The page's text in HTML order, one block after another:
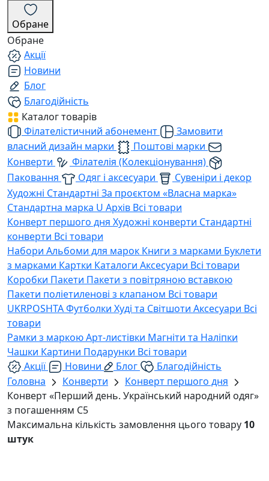
Обране
Обране
Акції
Новини
Блог
Благодійність
Каталог товарів
Філателістичний абонемент
Замовити
власний дизайн марки
Поштові марки
Конверти
Філателія (Колекціонування)
Паковання
Одяг і аксесуари
Сувеніри і декор
Художні Стандартні За проєктом «Власна марка»
Стандартна марка U Архів Всі товари
Конверт першого дня Художні конверти Стандартні
конверти Всі товари
Набори Альбоми для марок Книги з марками Буклети
з марками Картки Каталоги Аксесуари Всі товари
Коробки Пакети Пакети з повітряною вставкою
Пакети поліетиленові з клапаном Всі товари
UKRPOSHTAФутболки Худі та Світшоти Аксесуари Всі
товари
Рамки з маркоюАрт-листівки Магніти та Наліпки
Чашки Картини Подарунки Всі товари
Акції
Новини Блог
Благодійність
Головна
Конверти
Конверт першого дня
Конверт «Перший день. Український народний одяг»
з погашенням С5
Максимальна кількість замовлення цього товару 10
штук